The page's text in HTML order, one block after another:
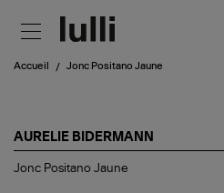
Accueil Jonc Positano Jaune
AURELIE BIDERMANN
Jonc
Jonc Positano Jaune